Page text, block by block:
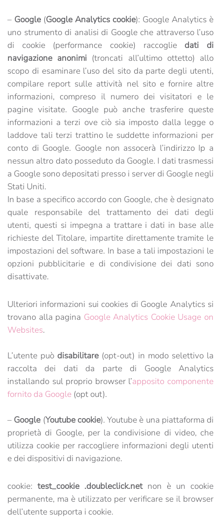
– Google (Google Analytics cookie): Google Analytics è
uno strumento di analisi di Google che attraverso l’uso
di cookie (performance cookie) raccoglie dati di
navigazione anonimi (troncati all’ultimo ottetto) allo
scopo di esaminare l’uso del sito da parte degli utenti,
compilare report sulle attività nel sito e fornire altre
informazioni, compreso il numero dei visitatori e le
pagine visitate. Google può anche trasferire queste
informazioni a terzi ove ciò sia imposto dalla legge o
laddove tali terzi trattino le suddette informazioni per
conto di Google. Google non assocerà l’indirizzo Ip a
nessun altro dato posseduto da Google. I dati trasmessi
a Google sono depositati presso i server di Google negli
Stati Uniti.
In base a specifico accordo con Google, che è designato
quale responsabile del trattamento dei dati degli
utenti, questi si impegna a trattare i dati in base alle
richieste del Titolare, impartite direttamente tramite le
impostazioni del software. In base a tali impostazioni le
opzioni pubblicitarie e di condivisione dei dati sono
disattivate.
Ulteriori informazioni sui cookies di Google Analytics si
trovano alla pagina Google Analytics Cookie Usage on
Websites.
L’utente può disabilitare (opt-out) in modo selettivo la
raccolta dei dati da parte di Google Analytics
installando sul proprio browser l’apposito componente
fornito da Google (opt out).
– Google (Youtube cookie). Youtube è una piattaforma di
proprietà di Google, per la condivisione di video, che
utilizza cookie per raccogliere informazioni degli utenti
e dei dispositivi di navigazione.
cookie: test_cookie .doubleclick.netnon è un cookie
permanente, ma è utilizzato per verificare se il browser
dell’utente supporta i cookie.